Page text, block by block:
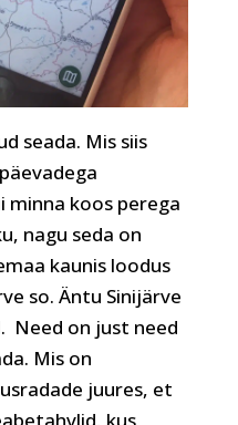
seada. Mis siis
minna koos perega
nagu seda on
kaunis loodus
so. Äntu Sinijärve
Need on just need
Mis on
juures, et